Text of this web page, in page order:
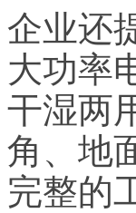
企业还
大功率
干湿两
角、地
完整的